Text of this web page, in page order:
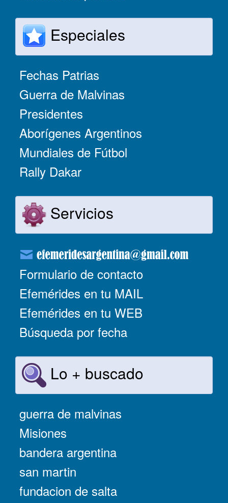
Especiales
Fechas Patrias
Guerra de Malvinas
Presidentes
Aborígenes Argentinos
Mundiales de Fútbol
Rally Dakar
Servicios
Formulario de contacto
Efemérides en tu MAIL
Efemérides en tu WEB
Búsqueda por fecha
Lo + buscado
guerra de malvinas
Misiones
bandera argentina
san martin
fundacion de salta